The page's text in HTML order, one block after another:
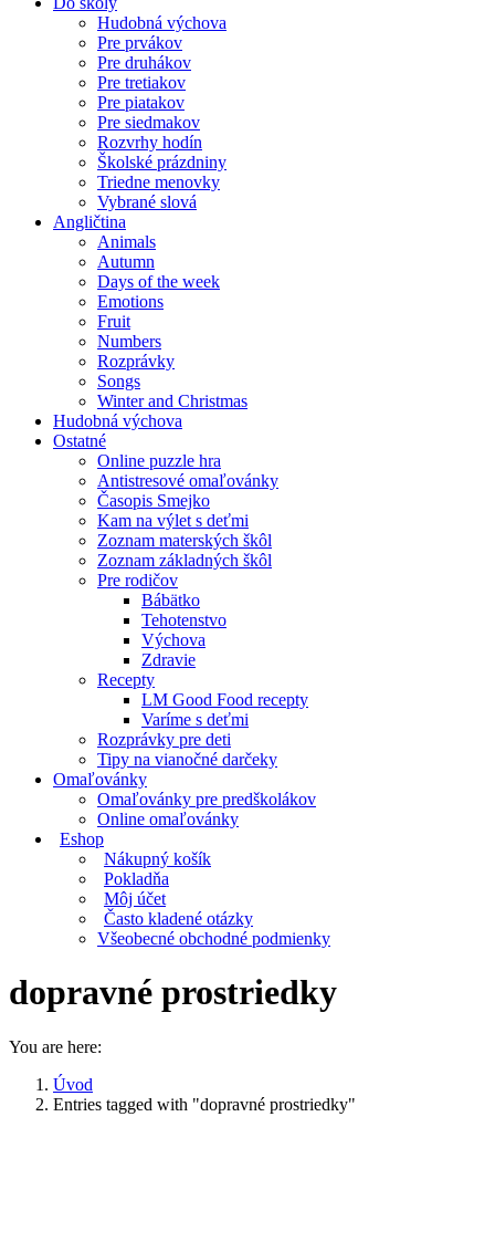
Hudobná výchova
Pre prvákov
Pre druhákov
Pre tretiakov
Pre piatakov
Pre siedmakov
Rozvrhy hodín
Školské prázdniny
Triedne menovky
Vybrané slová
Angličtina
Animals
Autumn
Days of the week
Emotions
Fruit
Numbers
Rozprávky
Songs
Winter and Christmas
Hudobná výchova
Ostatné
Online puzzle hra
Antistresové omaľovánky
Časopis Smejko
Kam na výlet s deťmi
Zoznam materských škôl
Zoznam základných škôl
Pre rodičov
Bábätko
Tehotenstvo
Výchova
Zdravie
Recepty
LM Good Food recepty
Varíme s deťmi
Rozprávky pre deti
Tipy na vianočné darčeky
Omaľovánky
Omaľovánky pre predškolákov
Online omaľovánky
Eshop
Nákupný košík
Pokladňa
Môj účet
Často kladené otázky
Všeobecné obchodné podmienky
dopravné prostriedky
You are here:
Úvod
Entries tagged with "dopravné prostriedky"